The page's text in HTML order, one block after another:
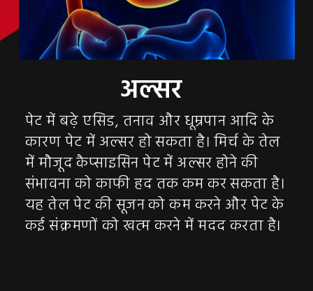
अल्सर
पेट में बढ़े एसिड, तनाव और धूम्रपान आदि के
कारण पेट में अल्सर हो सकता है। मिर्च के तेल
में मौजूद कैप्साइसिन पेट में अल्सर होने की
संभावना को काफी हद तक कम कर सकता है।
यह तेल पेट की सूजन को कम करने और पेट के